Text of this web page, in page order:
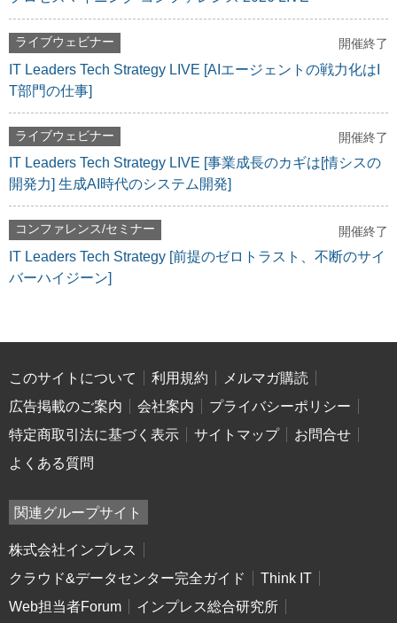
ライブウェビナー 開催終了
IT Leaders Tech Strategy LIVE [AIエージェントの戦力化はI
T部門の仕事]
ライブウェビナー 開催終了
IT Leaders Tech Strategy LIVE [事業成長のカギは[情シスの
開発力] 生成AI時代のシステム開発]
コンファレンス/セミナー 開催終了
IT Leaders Tech Strategy [前提のゼロトラスト、不断のサイ
バーハイジーン]
このサイトについて 利用規約
メルマガ購読
広告掲載のご案内
会社案内
プライバシーポリシー
特定商取引法に基づく表示
サイトマップ
お問合せ
よくある質問
関連グループサイト
株式会社インプレス
クラウド&データセンター完全ガイド
Think IT
Web担当者Forum
インプレス総合研究所